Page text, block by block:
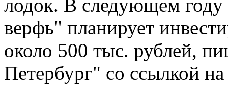
лодок. В следующем
верфь" планирует
около 500 тыс. рублей,
Петербург" со ссылкой